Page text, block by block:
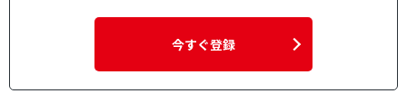
今すぐ登録